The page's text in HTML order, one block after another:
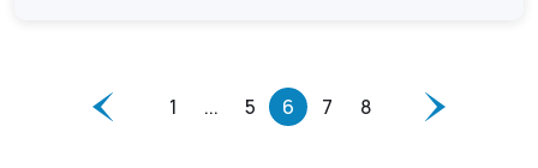
1 ... 5 6 7 8